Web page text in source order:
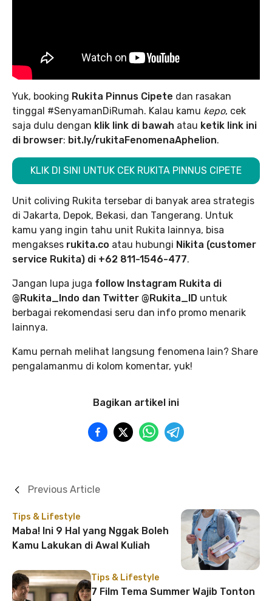
Yuk, booking Rukita Pinnus Cipete dan rasakan
tinggal #SenyamanDiRumah. Kalau kamu kepo, cek
saja dulu dengan klik link di bawah atau ketik link ini
di browser: bit.ly/rukitaFenomenaAphelion.
KLIK DI SINI UNTUK CEK RUKITA PINNUS CIPETE
Unit coliving Rukita tersebar di banyak area strategis
di Jakarta, Depok, Bekasi, dan Tangerang. Untuk
kamu yang ingin tahu unit Rukita lainnya, bisa
mengakses rukita.co atau hubungi Nikita (customer
service Rukita) di +62 811-1546-477.
Jangan lupa juga follow Instagram Rukita di
@Rukita_Indo dan Twitter @Rukita_ID untuk
berbagai rekomendasi seru dan info promo menarik
lainnya.
Kamu pernah melihat langsung fenomena lain? Share
pengalamanmu di kolom komentar, yuk!
Bagikan artikel ini
Tips & Lifestyle
Maba! Ini 9 Hal yang Nggak Boleh
Kamu Lakukan di Awal Kuliah
Previous Article
Tips & Lifestyle
7 Film Tema Summer Wajib Tonton